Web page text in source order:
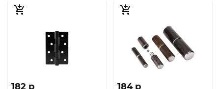
182 p 184 p